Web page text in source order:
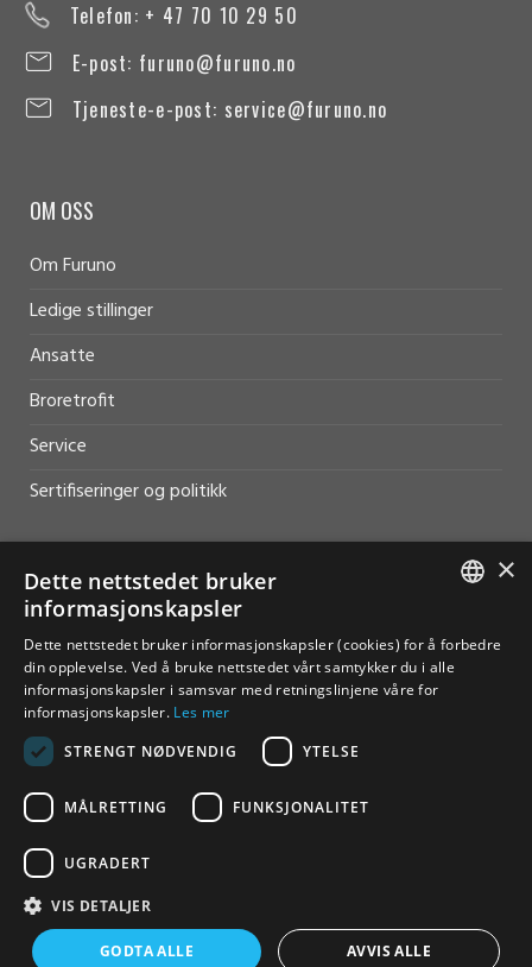
Telefon: + 47 70 10 29 50
E-post: furuno@furuno.no
Tjeneste-e-post: service@furuno.no
OM OSS
Om Furuno
Ledige stillinger
Ansatte
Broretrofit
Service
Sertifiseringer og politikk
HJELP OG SUPPORT
Salg
Kontakt
© Furuno Norge - Alle rettigheter reservert
Vilkår for bruk
Personvern Åpenhetsloven
ENGLISH
×
Dette nettstedet bruker
informasjonskapsler
Dette nettstedet bruker informasjonskapsler (cookies) for å forbedre
din opplevelse. Ved å bruke nettstedet vårt samtykker du i alle
informasjonskapsler i samsvar med retningslinjene våre for
informasjonskapsler. Les mer
STRENGT NØDVENDIG
YTELSE
MÅLRETTING FUNKSJONALITET
UGRADERT
VIS DETALJER
GODTA ALLE AVVIS ALLE